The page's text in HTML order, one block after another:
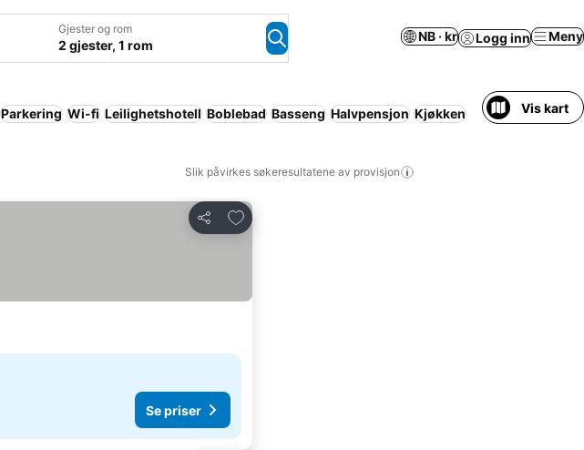
Gjester og rom
2 gjester, 1 rom
NB · kr Logg inn Meny
Parkering Wi-fi Leilighetshotell Boblebad Basseng Halvpensjon Kjøkken Vis kart
Slik påvirkes søkeresultatene av provisjon
Del
Legg til i favoritter
Se priser